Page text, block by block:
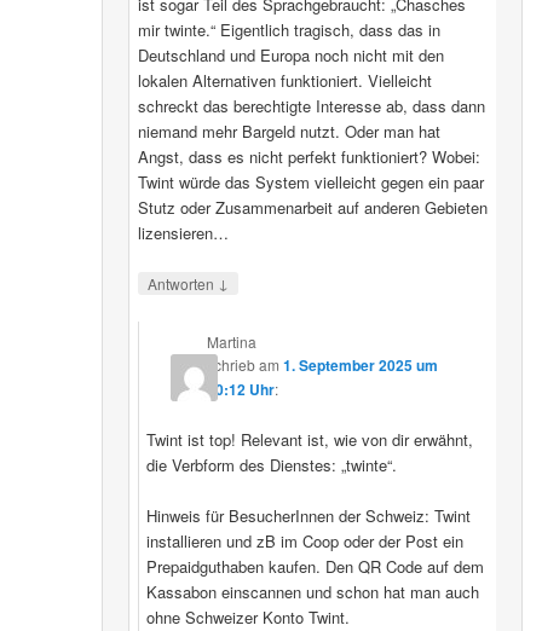
mir twinte.“ Eigentlich tragisch, dass das in
Deutschland und Europa noch nicht mit den
lokalen Alternativen funktioniert. Vielleicht
schreckt das berechtigte Interesse ab, dass dann
niemand mehr Bargeld nutzt. Oder man hat
Angst, dass es nicht perfekt funktioniert? Wobei:
Twint würde das System vielleicht gegen ein paar
Stutz oder Zusammenarbeit auf anderen Gebieten
lizensieren…
Antworten ↓
Martina
schriebam1. September 2025 um
20:12 Uhr:
Twint ist top! Relevant ist, wie von dir erwähnt,
die Verbform des Dienstes: „twinte“.
Hinweis für BesucherInnen der Schweiz: Twint
installieren und zB im Coop oder der Post ein
Prepaidguthaben kaufen. Den QR Code auf dem
Kassabon einscannen und schon hat man auch
ohne Schweizer Konto Twint.